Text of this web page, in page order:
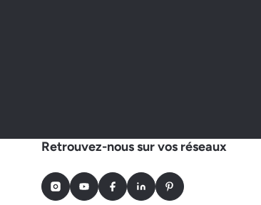
Retrouvez-nous sur vos réseaux
InstagramYoutubeFacebookLinkedInPinterest